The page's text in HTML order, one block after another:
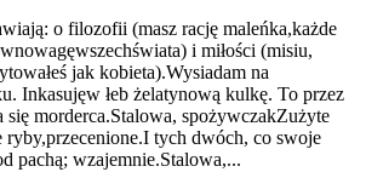
o filozofii (masz rację maleńka,każde
i miłości (misiu,
jak kobieta).Wysiadam na
Inkasujęw łeb żelatynową kulkę. To przez
się morderca.Stalowa, spożywczakZużyte
ryby,przecenione.I tych dwóch, co swoje
pachą; wzajemnie.Stalowa,...